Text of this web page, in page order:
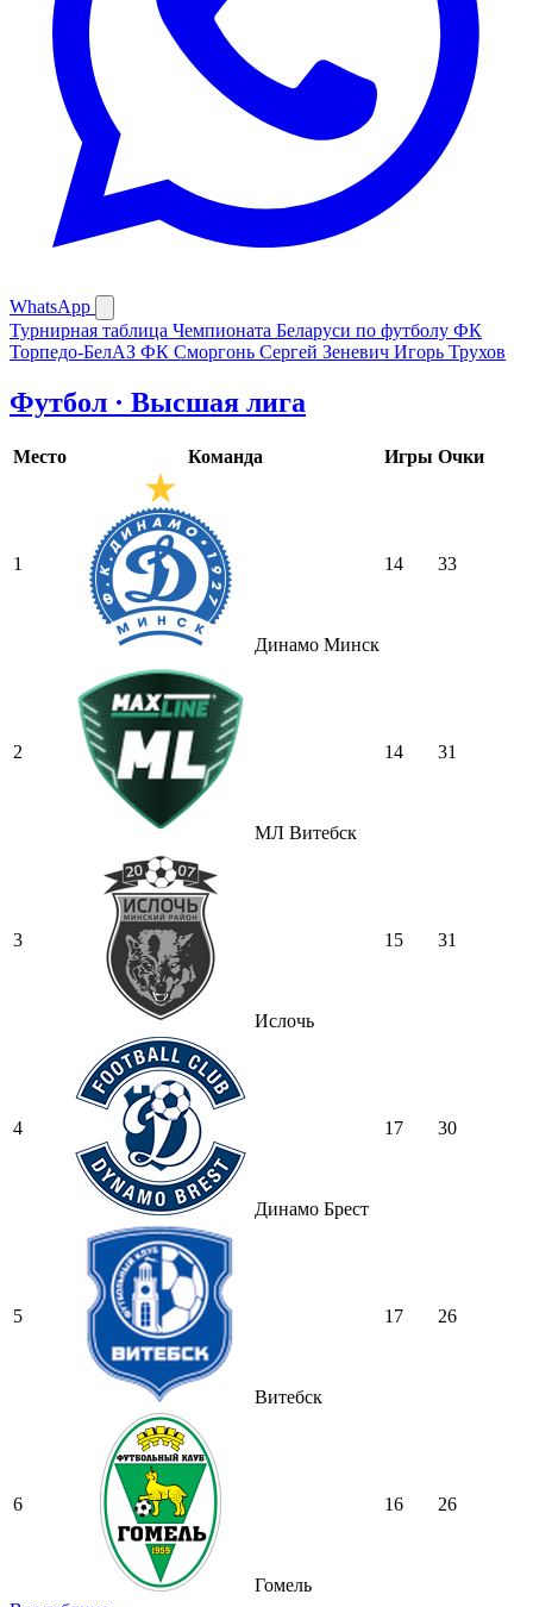
WhatsApp
Турнирная таблица Чемпионата Беларуси по футболу ФК
Торпедо-БелАЗ ФК Сморгонь Сергей Зеневич Игорь Трухов
Футбол · Высшая лига
Место Команда Игры Очки
1
Динамо Минск
14 33
2
МЛ Витебск
14 31
3
Ислочь
15 31
4
Динамо Брест
17 30
5
Витебск
17 26
6
Гомель
16 26